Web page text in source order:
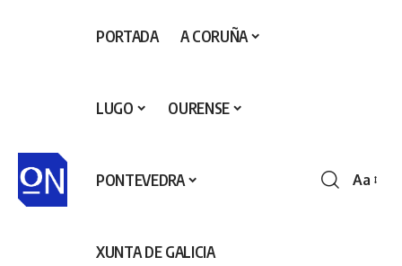
PORTADA A CORUÑA
LUGO OURENSE
PONTEVEDRA
XUNTA DE GALICIA
Aa